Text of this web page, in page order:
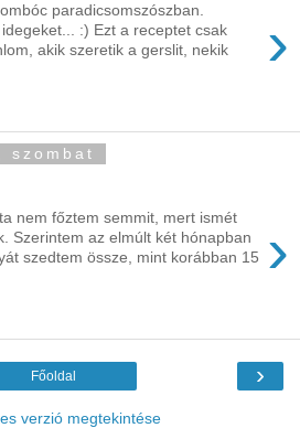
›
paradicsomszószban.
:) Ezt a receptet csak
akik szeretik a gerslit, nekik
szombat
›
nem főztem semmit, mert ismét
Szerintem az elmúlt két hónapban
szedtem össze, mint korábban 15
›
Főoldal
verzió megtekintése